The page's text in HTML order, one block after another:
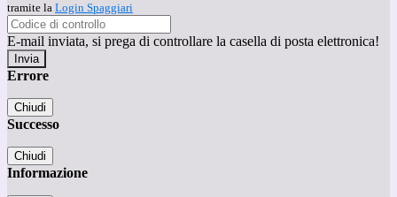
tramite la Login Spaggiari
E-mail inviata, si prega di controllare la casella di posta elettronica!
Errore
Chiudi
Successo
Chiudi
Informazione